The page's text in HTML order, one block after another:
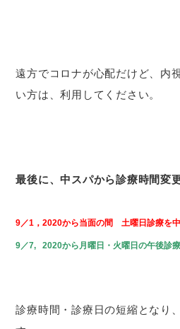
遠方でコロナが心配だけど、内
い方は、利用してください。
最後に、中スパから診療時間変
9／1，2020から当面の間 土曜日診療を中
9／7, 2020から月曜日・火曜日の午後診療
診療時間・診療日の短縮となり